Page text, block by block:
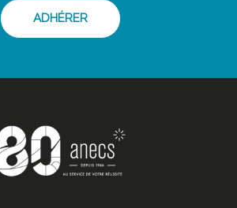
ADHÉRER